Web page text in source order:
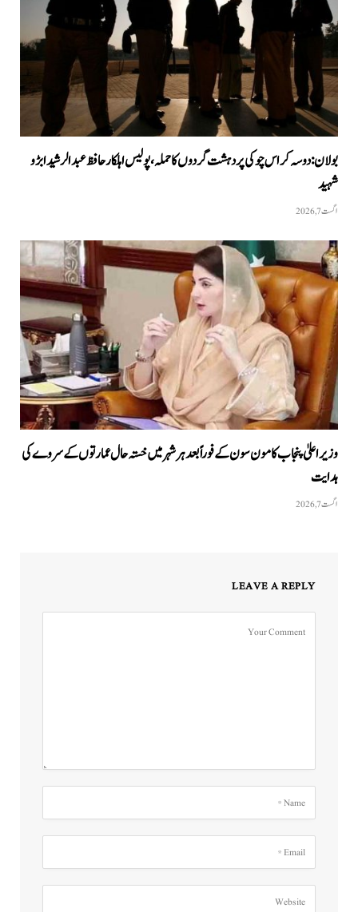
بولان: دوسہ کراس چوکی پر دہشت گردوں کا حملہ، پولیس اہلکار حافظ عبدالرشید ابڑو
شہید
اگست 7, 2026
وزیراعلیٰ پنجاب کا مون سون کے فوراً بعد ہر شہر میں خستہ حال عمارتوں کے سروے کی
ہدایت
اگست 7, 2026
LEAVE A REPLY